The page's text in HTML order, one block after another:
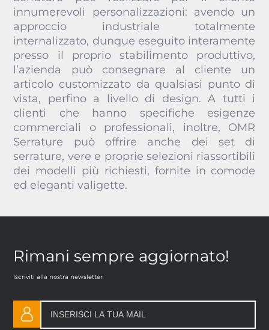
innumerevoli personalizzazioni: avendo un
approccio industriale totalmente
internalizzato, dunque eseguito interamente
presso il proprio stabilimento produttivo,
l’azienda può consegnare al cliente un
articolo customizzato da qualsiasi punto di
vista, perfino a livello di design. A tutti i
clienti che hanno specifiche esigenze
commerciali o professionali, inoltre, OMR
Serrature può offrire anche dei set di
serrature, vere e proprie selezioni riassortibili
dei modelli più richiesti, fornite in comode
ed eleganti valigette.
Rimani sempre aggiornato!
Iscriviti alla nostra newsletter